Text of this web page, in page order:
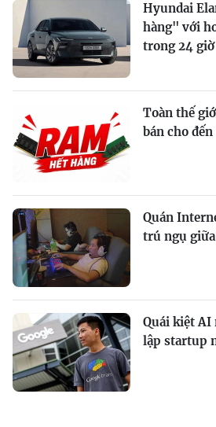
Hyundai
hàng" với
trong 24 giờ
Toàn thế
bán cho
Quán
trú ngụ
Quái kiệt AI
lập startup